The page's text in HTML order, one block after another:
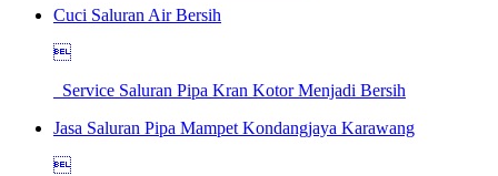
Cuci Saluran Air Bersih

Service Saluran Pipa Kran Kotor Menjadi Bersih
Jasa Saluran Pipa Mampet Kondangjaya Karawang
